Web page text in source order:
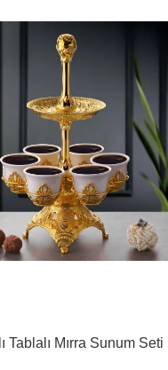
Tablalı Mırra Sunum Seti